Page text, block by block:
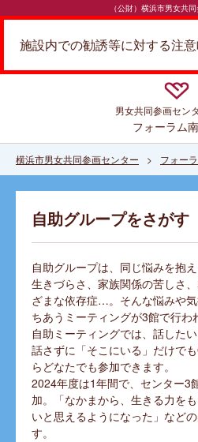
（公財）横浜市男女共
施設内での勧誘等に対する注
男女共同参画セン
フォーラム
横浜市男女共同参画センター フォー
自助グループをさがす
自助グループは、同じ悩みを抱
生きづらさ、家族関係の苦しさ
ざまな依存症…。そんな悩みや
ちあうミーティングが3館で行わ
自助ミーティングでは、話した
話さずに「そこにいる」だけで
らどなたでも参加できます。
2024年度は1年間で、センター3
加。「なかまから、生きる力を
いと思えるようになった」など
す。